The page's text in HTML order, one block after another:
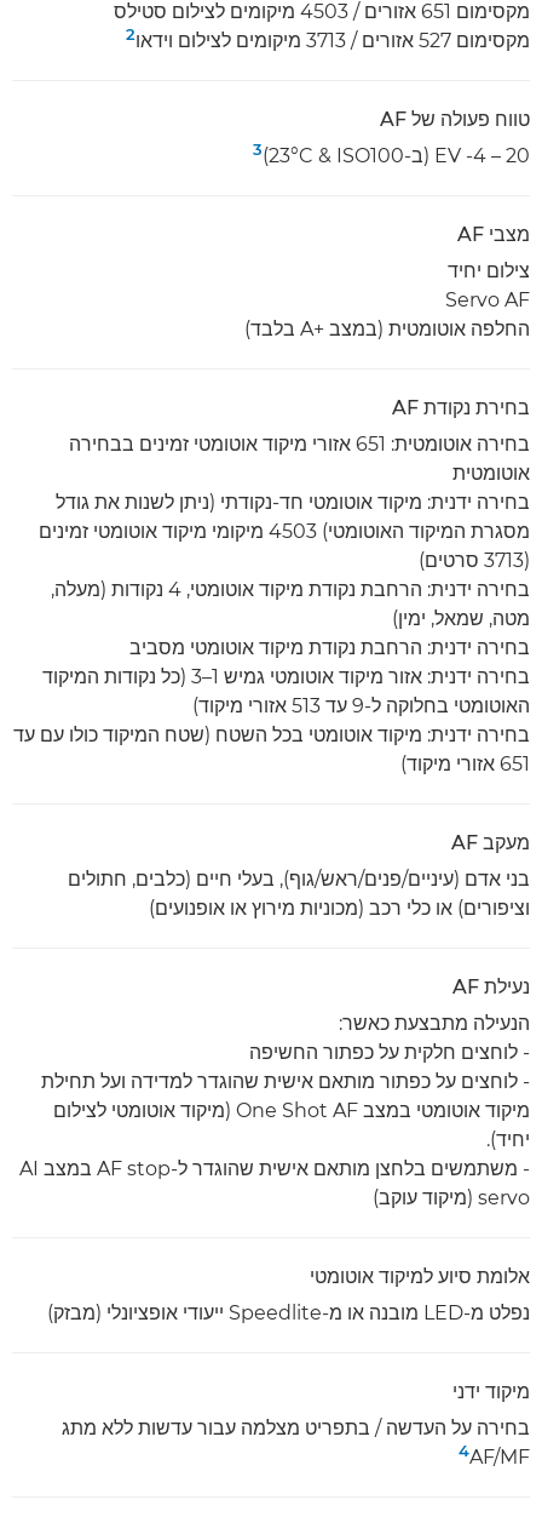
מקסימום 651 אזורים / 4503 מיקומים לצילום סטילס
מקסימום 527 אזורים / 3713 מיקומים לצילום וידאו
2
טווח פעולה של AF
EV -4 – 20 (ב-23°C & ISO100)
3
מצבי AF
צילום יחיד
Servo AF
החלפה אוטומטית (במצב A+‎ בלבד)
בחירת נקודת AF
בחירה אוטומטית: 651 אזורי מיקוד אוטומטי זמינים בבחירה
אוטומטית
בחירה ידנית: מיקוד אוטומטי חד-נקודתי (ניתן לשנות את גודל
מסגרת המיקוד האוטומטי) 4503 מיקומי מיקוד אוטומטי זמינים
(3713 סרטים)
בחירה ידנית: הרחבת נקודת מיקוד אוטומטי, 4 נקודות (מעלה,
מטה, שמאל, ימין)
בחירה ידנית: הרחבת נקודת מיקוד אוטומטי מסביב
בחירה ידנית: אזור מיקוד אוטומטי גמיש 1–3 (כל נקודות המיקוד
האוטומטי בחלוקה ל-9 עד 513 אזורי מיקוד)
בחירה ידנית: מיקוד אוטומטי בכל השטח (שטח המיקוד כולו עם עד
651 אזורי מיקוד)
מעקב AF
בני אדם (עיניים/פנים/ראש/גוף), בעלי חיים (כלבים, חתולים
וציפורים) או כלי רכב (מכוניות מירוץ או אופנועים)
נעילת AF
הנעילה מתבצעת כאשר:
- לוחצים חלקית על כפתור החשיפה
- לוחצים על כפתור מותאם אישית שהוגדר למדידה ועל תחילת
מיקוד אוטומטי במצב One Shot AF (מיקוד אוטומטי לצילום
יחיד).
- משתמשים בלחצן מותאם אישית שהוגדר ל-AF stop במצב AI
servo‏ (מיקוד עוקב)
אלומת סיוע למיקוד אוטומטי
נפלט מ-LED מובנה או מ-Speedlite ייעודי אופציונלי (מבזק)
מיקוד ידני
בחירה על העדשה / בתפריט מצלמה עבור עדשות ללא מתג
4AF/MF